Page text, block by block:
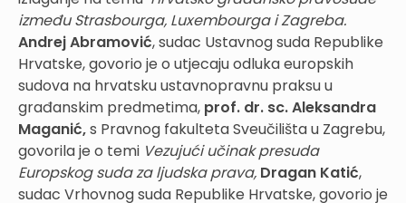
između Strasbourga, Luxembourga i Zagreba.
Andrej Abramović, sudac Ustavnog suda Republike
Hrvatske, govorio je o utjecaju odluka europskih
sudova na hrvatsku ustavnopravnu praksu u
građanskim predmetima, prof. dr. sc. Aleksandra
Maganić,s Pravnog fakulteta Sveučilišta u Zagrebu,
govorila je o temi Vezujući učinak presuda
Europskog suda za ljudska prava, Dragan Katić,
sudac Vrhovnog suda Republike Hrvatske, govorio je